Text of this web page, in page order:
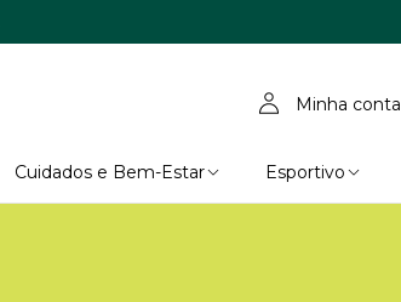
Minha conta
Cuidados e Bem-Estar Esportivo